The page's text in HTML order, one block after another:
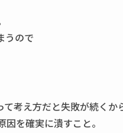
うので
考え方だと失敗が続くか
を確実に潰すこと。